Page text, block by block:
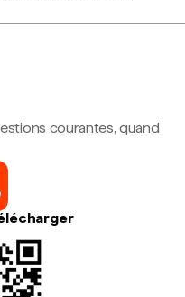
courantes, quand